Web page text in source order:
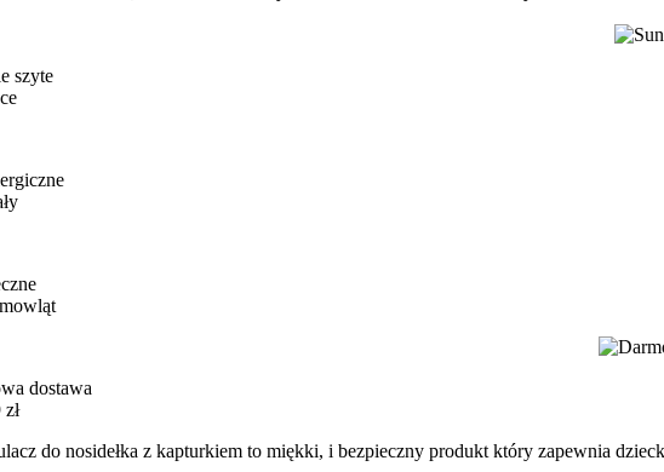
szyte
dostawa
do nosidełka z kapturkiem to miękki, i bezpieczny produkt który zapewnia